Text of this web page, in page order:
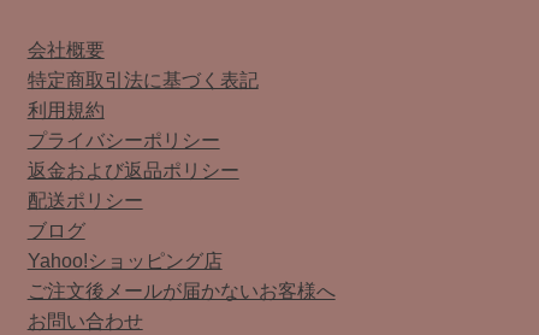
会社概要
特定商取引法に基づく表記
利用規約
プライバシーポリシー
返金および返品ポリシー
配送ポリシー
ブログ
Yahoo!ショッピング店
ご注文後メールが届かないお客様へ
お問い合わせ